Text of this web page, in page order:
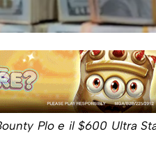
Plo e il $600 Ultra